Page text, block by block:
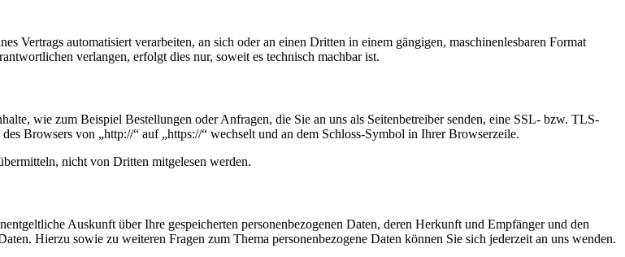
automatisiert verarbeiten, an sich oder an einen Dritten in einem gängigen, maschinenlesbaren Format
verlangen, erfolgt dies nur, soweit es technisch machbar ist.
wie zum Beispiel Bestellungen oder Anfragen, die Sie an uns als Seitenbetreiber senden, eine SSL- bzw. TLS-
Browsers von „http://“ auf „https://“ wechselt und an dem Schloss-Symbol in Ihrer Browserzeile.
nicht von Dritten mitgelesen werden.
Auskunft über Ihre gespeicherten personenbezogenen Daten, deren Herkunft und Empfänger und den
Hierzu sowie zu weiteren Fragen zum Thema personenbezogene Daten können Sie sich jederzeit an uns wenden.